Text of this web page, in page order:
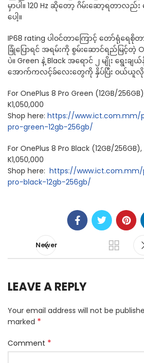
မှာပါ။ 120 Hz ဆိုတော့ ဂိမ်းဆော့ရတာလည်
ပေါ့။
IP68 rating ပါဝင်တာကြောင့် တော်ရုံရေစို
ခြုံပြောရင် အရမ်းကို စွမ်းဆောင်ရည်မြင့်တဲ့
ပဲ။ Green နဲ့ Black အရောင် ၂ မျိုး ရွေးခ
အောက်ကလင့်ခ်လေးတွေကို နှိပ်ပြီး ဝယ်ယူလို
For OnePlus 8 Pro Green (12GB/
K1,050,000
Shop here: https://
pro-green-12gb-256gb/
For OnePlus 8 Pro Black (12GB/256GB),
K1,050,000
Shop here: https://
pro-black-12gb-256gb/
Newer
LEAVE A REPLY
Your email address will not be
marked *
Comment *